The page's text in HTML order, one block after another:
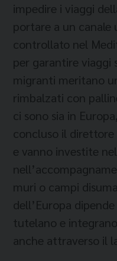
impedire i viaggi
portare a un
controllato nel
per garantire viaggi
migranti meritano
rimbalzati con
ci sono sia in
concluso il
e vanno investite
muri o campi
dell’Europa
tutelano e
anche attraverso il